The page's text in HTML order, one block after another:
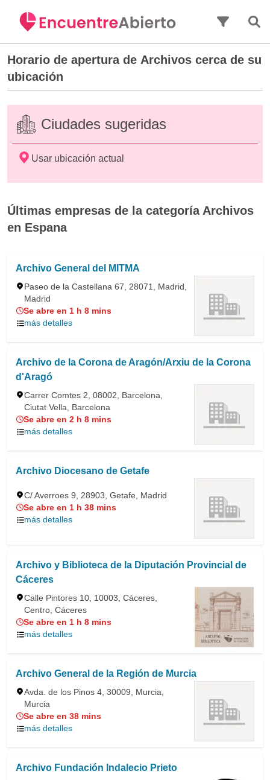
Horario de apertura de Archivos cerca de su
ubicación
Ciudades sugeridas
Usar ubicación actual
Últimas empresas de la categoría Archivos
en Espana
Archivo General del MITMA
Paseo de la Castellana 67, 28071, Madrid,
Madrid
Se abre en 1 h 8 mins
más detalles
Archivo de la Corona de Aragón/Arxiu de la Corona
d'Aragó
Carrer Comtes 2, 08002, Barcelona,
Ciutat Vella, Barcelona
Se abre en 2 h 8 mins
más detalles
Archivo Diocesano de Getafe
C/ Averroes 9, 28903, Getafe, Madrid
Se abre en 1 h 38 mins
más detalles
Archivo y Biblioteca de la Diputación Provincial de
Cáceres
Calle Pintores 10, 10003, Cáceres,
Centro, Cáceres
Se abre en 1 h 8 mins
más detalles
Archivo General de la Región de Murcia
Avda. de los Pinos 4, 30009, Murcia,
Murcia
Se abre en 38 mins
más detalles
Archivo Fundación Indalecio Prieto